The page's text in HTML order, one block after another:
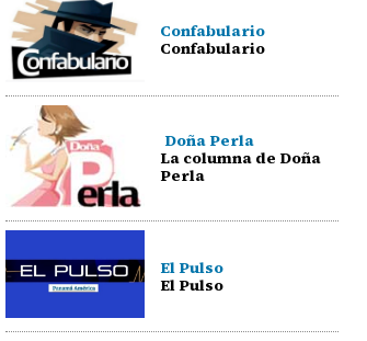
Confabulario
Confabulario
Doña Perla
La columna de Doña
Perla
El Pulso
El Pulso